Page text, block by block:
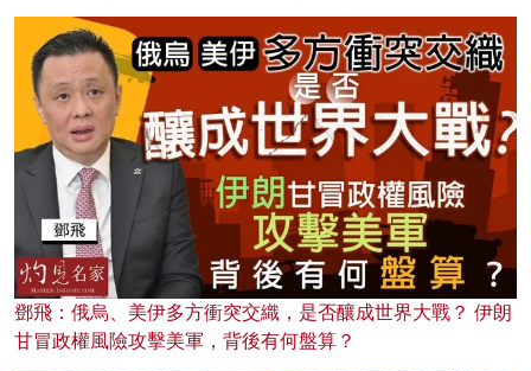
鄧飛：俄烏、美伊多方衝突交織，是否釀成世界大戰？ 伊朗
甘冒政權風險攻擊美軍，背後有何盤算？